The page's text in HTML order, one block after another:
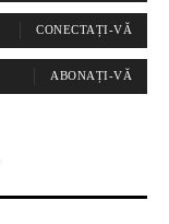
CONECTAȚI-VĂ
ABONAȚI-VĂ